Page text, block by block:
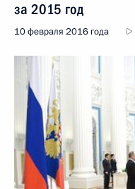
за 2015 год
10 февраля 2016 года